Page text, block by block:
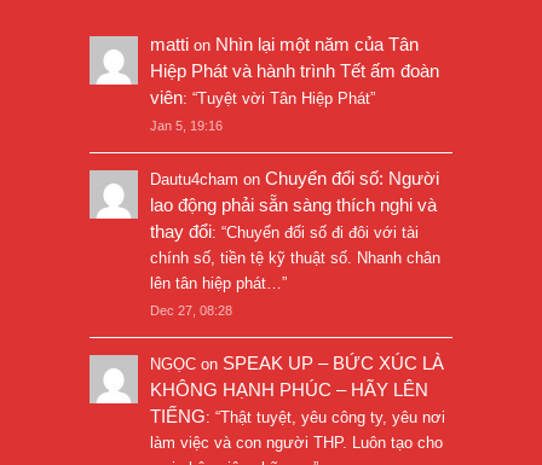
matti on Nhìn lại một năm của Tân
Hiệp Phát và hành trình Tết ấm đoàn
viên: “Tuyệt vời Tân Hiệp Phát”
Jan 5, 19:16
Dautu4cham on Chuyển đổi số: Người
lao động phải sẵn sàng thích nghi và
thay đổi: “Chuyển đổi số đi đôi với tài
chính số, tiền tệ kỹ thuật số. Nhanh chân
lên tân hiệp phát… ”
Dec 27, 08:28
NGỌC on SPEAK UP – BỨC XÚC LÀ
KHÔNG HẠNH PHÚC – HÃY LÊN
TIẾNG: “Thật tuyệt, yêu công ty, yêu nơi
làm việc và con người THP. Luôn tạo cho